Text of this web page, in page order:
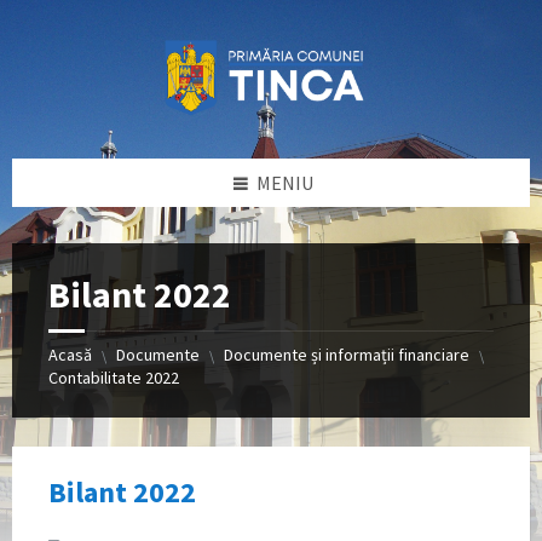
MENIU
Bilant 2022
Acasă \ Documente \ Documente și informații financiare \
Contabilitate 2022
Bilant 2022